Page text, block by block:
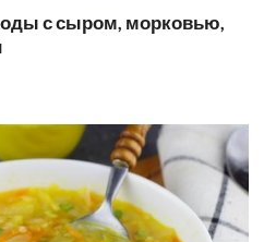
с сыром, морковью,